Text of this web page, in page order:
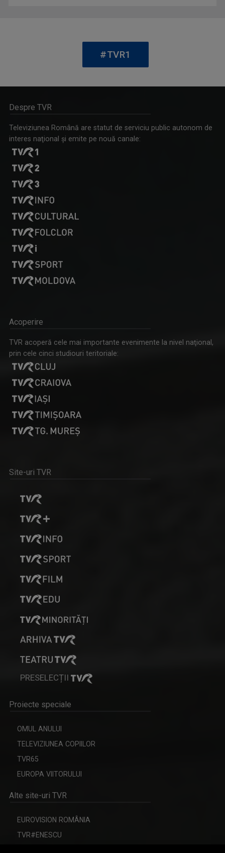
#TVR1
Despre TVR
Televiziunea Română are statut de serviciu public autonom de
interes naţional şi emite pe nouă canale:
Acoperire
TVR acoperă cele mai importante evenimente la nivel naţional,
prin cele cinci studiouri teritoriale:
Site-uri TVR
PRESELECȚII
Proiecte speciale
OMUL ANULUI
TELEVIZIUNEA COPIILOR
TVR65
EUROPA VIITORULUI
Alte site-uri TVR
EUROVISION ROMÂNIA
TVR#ENESCU